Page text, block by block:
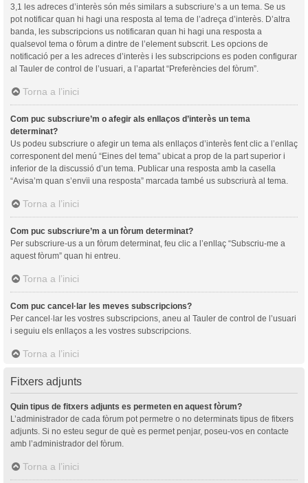
3,1 les adreces d’interès són més similars a subscriure’s a un tema. Se us
pot notificar quan hi hagi una resposta al tema de l’adreça d’interès. D’altra
banda, les subscripcions us notificaran quan hi hagi una resposta a
qualsevol tema o fòrum a dintre de l’element subscrit. Les opcions de
notificació per a les adreces d’interès i les subscripcions es poden configurar
al Tauler de control de l’usuari, a l’apartat “Preferències del fòrum”.
Torna a l’inici
Com puc subscriure’m o afegir als enllaços d’interès un tema
determinat?
Us podeu subscriure o afegir un tema als enllaços d’interès fent clic a l’enllaç
corresponent del menú “Eines del tema” ubicat a prop de la part superior i
inferior de la discussió d’un tema. Publicar una resposta amb la casella
“Avisa’m quan s’envïi una resposta” marcada també us subscriurà al tema.
Torna a l’inici
Com puc subscriure’m a un fòrum determinat?
Per subscriure-us a un fòrum determinat, feu clic a l’enllaç “Subscriu-me a
aquest fòrum” quan hi entreu.
Torna a l’inici
Com puc cancel·lar les meves subscripcions?
Per cancel·lar les vostres subscripcions, aneu al Tauler de control de l’usuari
i seguiu els enllaços a les vostres subscripcions.
Torna a l’inici
Fitxers adjunts
Quin tipus de fitxers adjunts es permeten en aquest fòrum?
L’administrador de cada fòrum pot permetre o no determinats tipus de fitxers
adjunts. Si no esteu segur de què es permet penjar, poseu-vos en contacte
amb l’administrador del fòrum.
Torna a l’inici